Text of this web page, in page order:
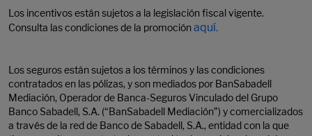
Los incentivos están sujetos a la legislación fiscal vigente.
Consulta las condiciones de la promoción aquí.
Los seguros están sujetos a los términos y las condiciones
contratados en las pólizas, y son mediados por BanSabadell
Mediación, Operador de Banca-Seguros Vinculado del Grupo
Banco Sabadell, S.A. (“BanSabadell Mediación”) y comercializados
a través de la red de Banco de Sabadell, S.A., entidad con la que